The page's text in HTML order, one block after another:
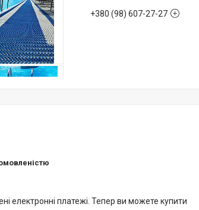
+380 (98) 607-27-27
електронні платежі. Тепер ви можете купити